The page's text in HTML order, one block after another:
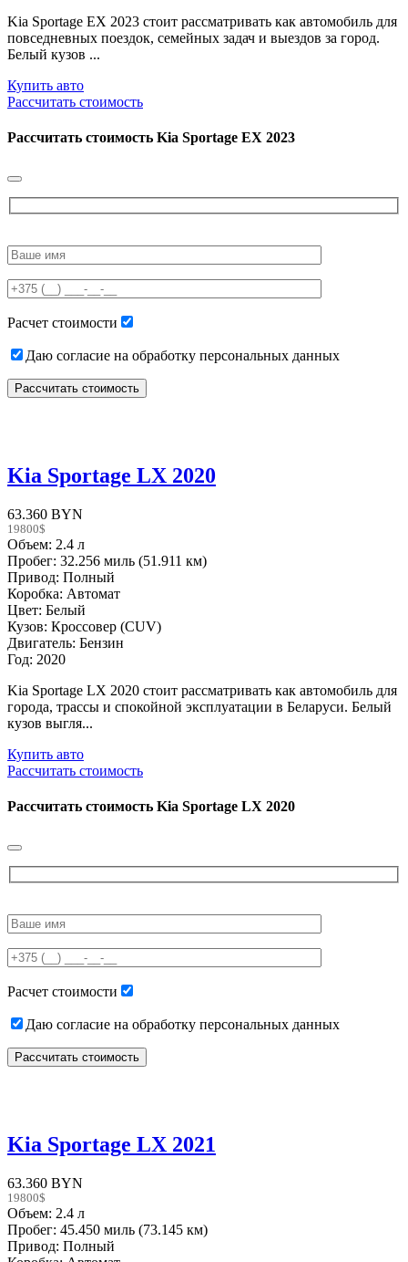
Kia Sportage EX 2023 стоит рассматривать как автомобиль для
повседневных поездок, семейных задач и выездов за город.
Белый кузов ...
Купить авто
Рассчитать стоимость
Рассчитать стоимость Kia Sportage EX 2023
leave
field
empty.
Расчет стоимости
Даю согласие на обработку персональных данных
Kia Sportage LX 2020
63.360 BYN
19800$
Объем: 2.4 л
Пробег: 32.256 миль (51.911 км)
Привод: Полный
Коробка: Автомат
Цвет: Белый
Кузов: Кроссовер (CUV)
Двигатель: Бензин
Год: 2020
Kia Sportage LX 2020 стоит рассматривать как автомобиль для
города, трассы и спокойной эксплуатации в Беларуси. Белый
кузов выгля...
Купить авто
Рассчитать стоимость
Рассчитать стоимость Kia Sportage LX 2020
leave
field
empty.
Расчет стоимости
Даю согласие на обработку персональных данных
Kia Sportage LX 2021
63.360 BYN
19800$
Объем: 2.4 л
Пробег: 45.450 миль (73.145 км)
Привод: Полный